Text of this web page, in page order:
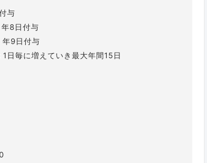
与
8日付与
9日付与
日毎に増えていき最大年間15日